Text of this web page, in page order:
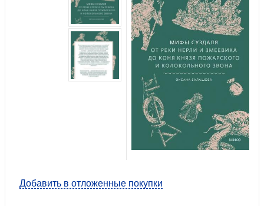
Добавить в отложенные покупки